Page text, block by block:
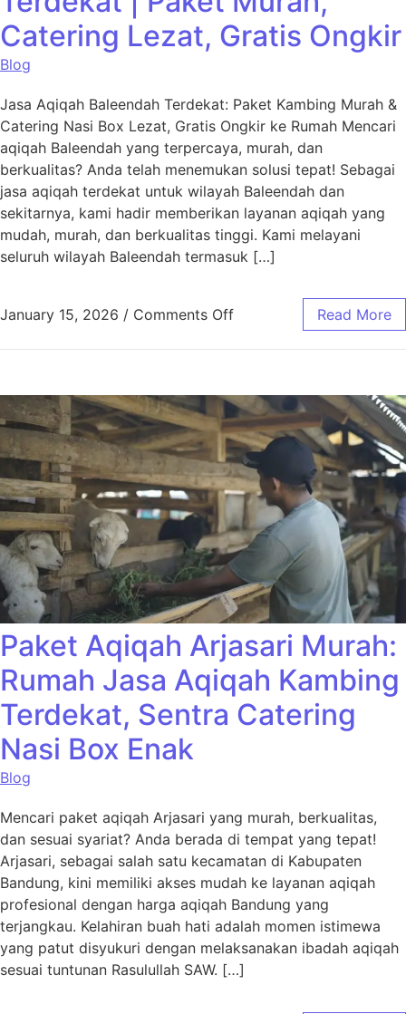
Catering Lezat, Gratis Ongkir
Blog
Jasa Aqiqah Baleendah Terdekat: Paket Kambing Murah &
Catering Nasi Box Lezat, Gratis Ongkir ke Rumah Mencari
aqiqah Baleendah yang terpercaya, murah, dan
berkualitas? Anda telah menemukan solusi tepat! Sebagai
jasa aqiqah terdekat untuk wilayah Baleendah dan
sekitarnya, kami hadir memberikan layanan aqiqah yang
mudah, murah, dan berkualitas tinggi. Kami melayani
seluruh wilayah Baleendah termasuk […]
January 15, 2026 / Comments Off Read More
Paket Aqiqah Arjasari Murah:
Rumah Jasa Aqiqah Kambing
Terdekat, Sentra Catering
Nasi Box Enak
Blog
Mencari paket aqiqah Arjasari yang murah, berkualitas,
dan sesuai syariat? Anda berada di tempat yang tepat!
Arjasari, sebagai salah satu kecamatan di Kabupaten
Bandung, kini memiliki akses mudah ke layanan aqiqah
profesional dengan harga aqiqah Bandung yang
terjangkau. Kelahiran buah hati adalah momen istimewa
yang patut disyukuri dengan melaksanakan ibadah aqiqah
sesuai tuntunan Rasulullah SAW. […]